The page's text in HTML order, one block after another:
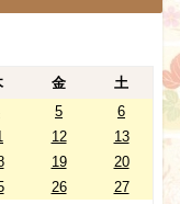
金
土
5
6
12
13
19
20
26
27